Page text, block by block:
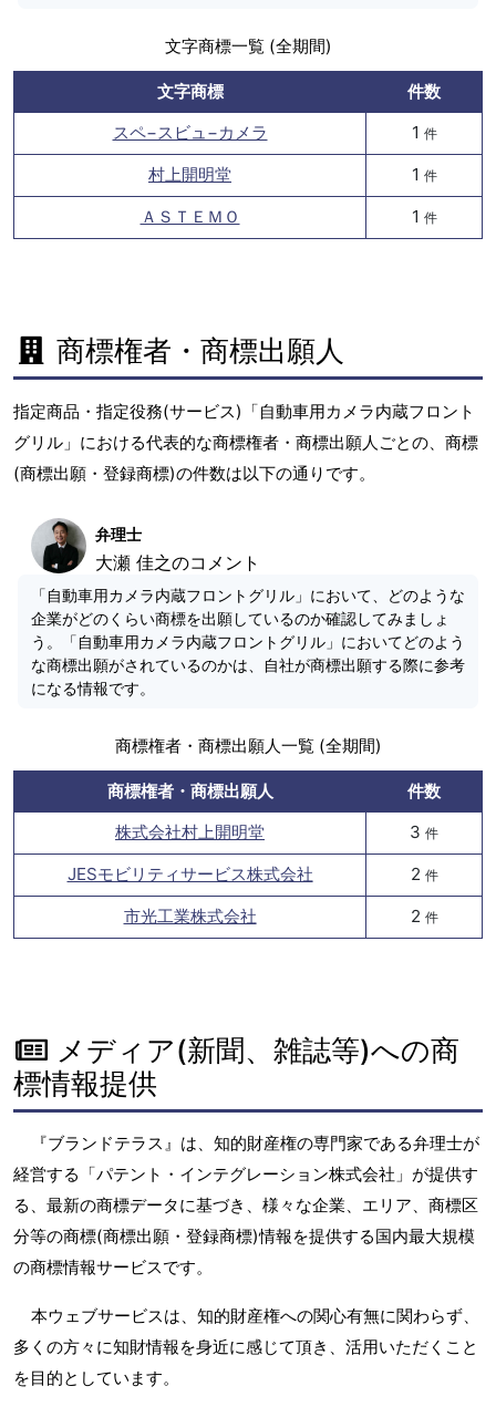
文字商標一覧 (全期間)
文字商標
件数
スペ−スビュ−カメラ
1 件
村上開明堂 1 件
ＡＳＴＥＭＯ 1 件
商標権者・商標出願人
指定商品・指定役務(サービス)「自動車用カメラ内蔵フロント
グリル」における代表的な商標権者・商標出願人ごとの、商標
(商標出願・登録商標)の件数は以下の通りです。
弁理士
大瀬 佳之のコメント
「自動車用カメラ内蔵フロントグリル」において、どのような
企業がどのくらい商標を出願しているのか確認してみましょ
う。「自動車用カメラ内蔵フロントグリル」においてどのよう
な商標出願がされているのかは、自社が商標出願する際に参考
になる情報です。
商標権者・商標出願人一覧 (全期間)
商標権者・商標出願人
件数
株式会社村上開明堂
3 件
JESモビリティサービス株式会社 2 件
市光工業株式会社 2 件
メディア(新聞、雑誌等)への商
標情報提供
『ブランドテラス』は、知的財産権の専門家である弁理士が
経営する「パテント・インテグレーション株式会社」が提供す
る、最新の商標データに基づき、様々な企業、エリア、商標区
分等の商標(商標出願・登録商標)情報を提供する国内最大規模
の商標情報サービスです。
本ウェブサービスは、知的財産権への関心有無に関わらず、
多くの方々に知財情報を身近に感じて頂き、活用いただくこと
を目的としています。